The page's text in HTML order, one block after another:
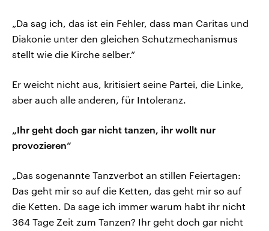
„Da sag ich, das ist ein Fehler, dass man Caritas und
Diakonie unter den gleichen Schutzmechanismus
stellt wie die Kirche selber.“
Er weicht nicht aus, kritisiert seine Partei, die Linke,
aber auch alle anderen, für Intoleranz.
„Ihr geht doch gar nicht tanzen, ihr wollt nur
provozieren“
„Das sogenannte Tanzverbot an stillen Feiertagen:
Das geht mir so auf die Ketten, das geht mir so auf
die Ketten. Da sage ich immer warum habt ihr nicht
364 Tage Zeit zum Tanzen? Ihr geht doch gar nicht